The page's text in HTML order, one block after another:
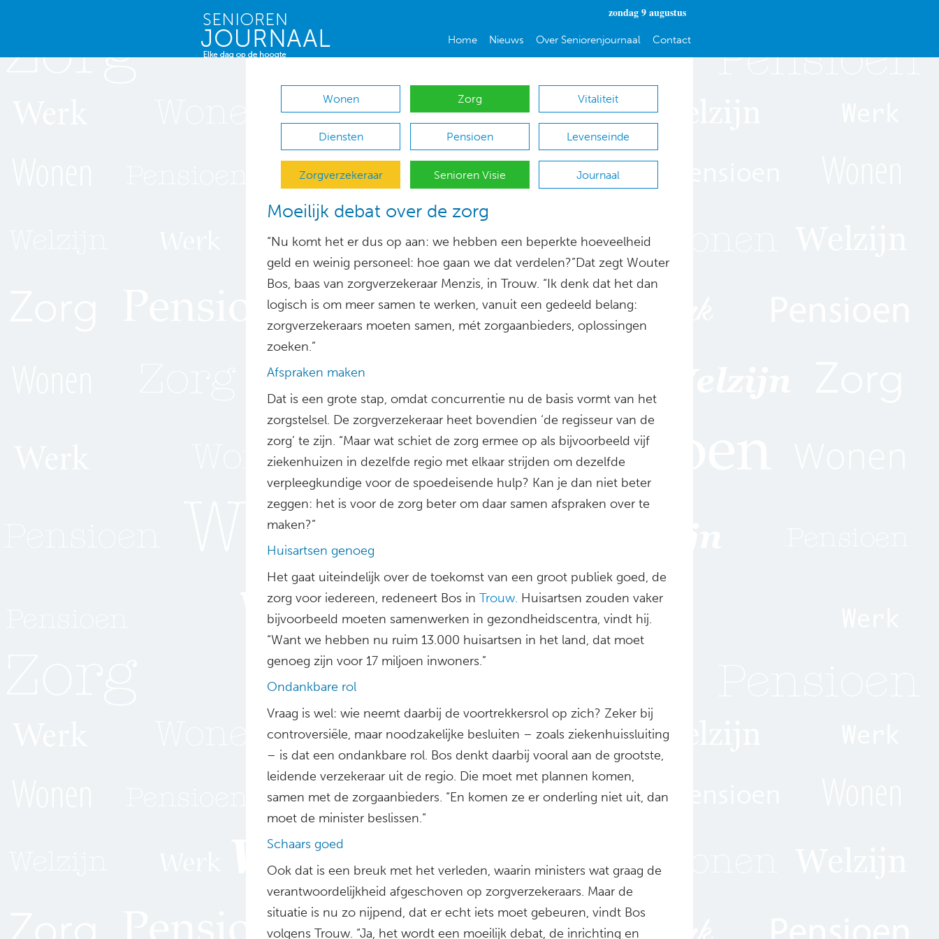
zondag 9 augustus
Home Nieuws Over Seniorenjournaal Contact
Wonen Zorg Vitaliteit
Diensten Pensioen Levenseinde
Zorgverzekeraar Senioren Visie Journaal
Moeilijk debat over de zorg
“Nu komt het er dus op aan: we hebben een beperkte hoeveelheid
geld en weinig personeel: hoe gaan we dat verdelen?”Dat zegt Wouter
Bos, baas van zorgverzekeraar Menzis, in Trouw. “Ik denk dat het dan
logisch is om meer samen te werken, vanuit een gedeeld belang:
zorgverzekeraars moeten samen, mét zorgaanbieders, oplossingen
zoeken.”
Afspraken maken
Dat is een grote stap, omdat concurrentie nu de basis vormt van het
zorgstelsel. De zorgverzekeraar heet bovendien ‘de regisseur van de
zorg’ te zijn. “Maar wat schiet de zorg ermee op als bijvoorbeeld vijf
ziekenhuizen in dezelfde regio met elkaar strijden om dezelfde
verpleegkundige voor de spoedeisende hulp? Kan je dan niet beter
zeggen: het is voor de zorg beter om daar samen afspraken over te
maken?”
Huisartsen genoeg
Het gaat uiteindelijk over de toekomst van een groot publiek goed, de
zorg voor iedereen, redeneert Bos in Trouw. Huisartsen zouden vaker
bijvoorbeeld moeten samenwerken in gezondheidscentra, vindt hij.
“Want we hebben nu ruim 13.000 huisartsen in het land, dat moet
genoeg zijn voor 17 miljoen inwoners.”
Ondankbare rol
Vraag is wel: wie neemt daarbij de voortrekkersrol op zich? Zeker bij
controversiële, maar noodzakelijke besluiten – zoals ziekenhuissluiting
– is dat een ondankbare rol. Bos denkt daarbij vooral aan de grootste,
leidende verzekeraar uit de regio. Die moet met plannen komen,
samen met de zorgaanbieders. “En komen ze er onderling niet uit, dan
moet de minister beslissen.“
Schaars goed
Ook dat is een breuk met het verleden, waarin ministers wat graag de
verantwoordelijkheid afgeschoven op zorgverzekeraars. Maar de
situatie is nu zo nijpend, dat er echt iets moet gebeuren, vindt Bos
volgens Trouw. “Ja, het wordt een moeilijk debat, de inrichting en